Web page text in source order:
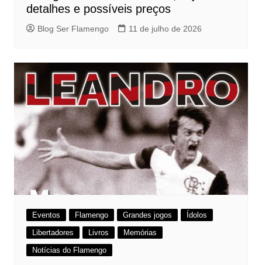
detalhes e possíveis preços
Blog Ser Flamengo 11 de julho de 2026
Eventos Flamengo Grandes jogos
Ídolos
Libertadores
Livros
Memórias
Notícias do Flamengo